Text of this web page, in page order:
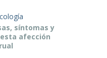
síntomas y
afección